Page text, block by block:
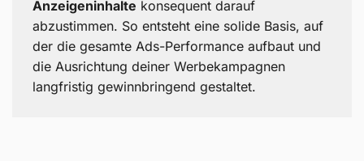
Anzeigeninhalte konsequent darauf
abzustimmen. So entsteht eine solide Basis, auf
der die gesamte Ads-Performance aufbaut und
die Ausrichtung deiner Werbekampagnen
langfristig gewinnbringend gestaltet.